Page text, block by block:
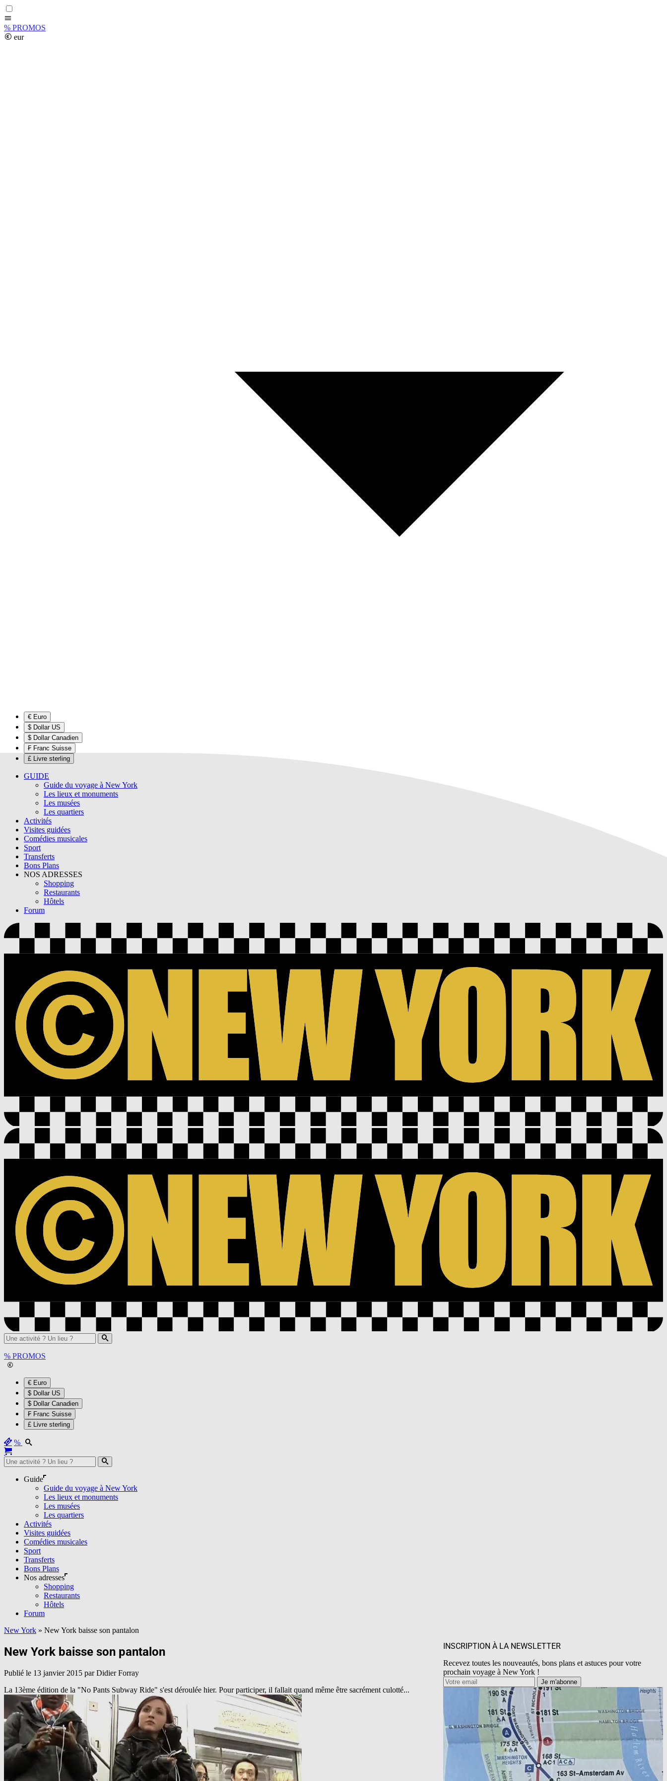
% PROMOS
eur
€ Euro
$ Dollar US
$ Dollar Canadien
₣ Franc Suisse
£ Livre sterling
GUIDE
Guide du voyage à New York
Les lieux et monuments
Les musées
Les quartiers
Activités
Visites guidées
Comédies musicales
Sport
Transferts
Bons Plans
NOS ADRESSES
Shopping
Restaurants
Hôtels
Forum
% PROMOS
€ Euro
$ Dollar US
$ Dollar Canadien
₣ Franc Suisse
£ Livre sterling
%
Guide
Guide du voyage à New York
Les lieux et monuments
Les musées
Les quartiers
Activités
Visites guidées
Comédies musicales
Sport
Transferts
Bons Plans
Nos adresses
Shopping
Restaurants
Hôtels
Forum
New York » New York baisse son pantalon
New York baisse son pantalon
Publié le 13 janvier 2015 par Didier Forray
La 13ème édition de la "No Pants Subway Ride" s'est déroulée hier. Pour participer, il fallait quand même être sacrément culotté...
INSCRIPTION À LA NEWSLETTER
Recevez toutes les nouveautés, bons plans et astuces pour votre
prochain voyage à New York !
Je m'abonne